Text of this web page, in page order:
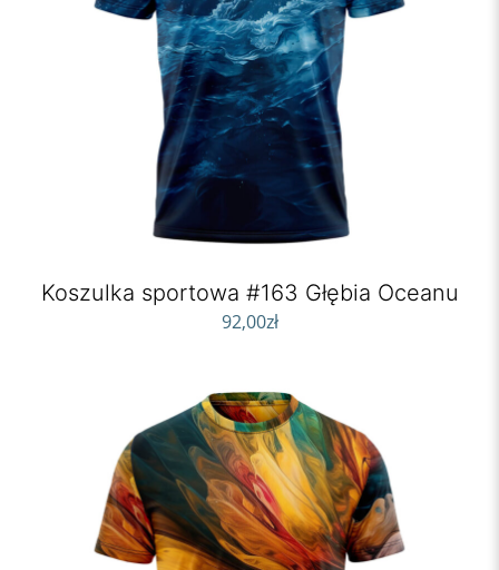
Koszulka sportowa #163 Głębia Oceanu
92,00zł